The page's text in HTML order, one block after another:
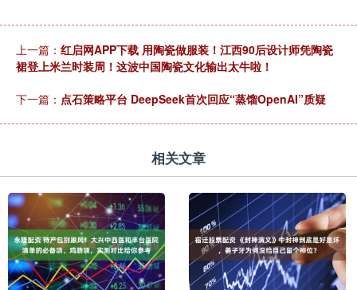
上一篇： 红启网APP下载 用陶瓷做服装！江西90后设计师凭陶瓷
裙登上米兰时装周！这波中国陶瓷文化输出太牛啦！
下一篇： 点石策略平台 DeepSeek首次回应“蒸馏OpenAI”质疑
相关文章